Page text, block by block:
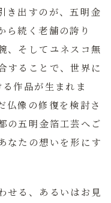
き出すのが、五明金
ら続く老舗の誇り
、そしてユネスコ無
することで、世界に
作品が生まれま
仏像の修復を検討さ
の五明金箔工芸へご
なたの想いを形にす
せる、あるいはお見